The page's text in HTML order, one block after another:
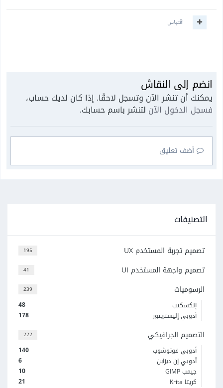
اقتباس
انضم إلى النقاش
يمكنك أن تنشر الآن وتسجل لاحقًا. إذا كان لديك حساب،
فسجل الدخول الآن لتنشر باسم حسابك.
أضف تعليق
التصنيفات
195 تصميم تجربة المستخدم UX
41 تصميم واجهة المستخدم UI
239 الرسوميات
48
إنكسكيب
178
أدوبي إليستريتور
222 التصميم الجرافيكي
140
أدوبي فوتوشوب
6
أدوبي إن ديزاين
10
جيمب GIMP
21
كريتا Krita